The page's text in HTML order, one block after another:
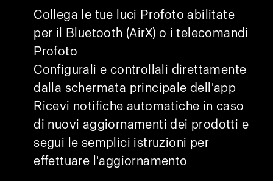
Collega le tue luci Profoto abilitate
per il Bluetooth (AirX) o i telecomandi
Profoto
Configurali e controllali direttamente
dalla schermata principale dell'app
Ricevi notifiche automatiche in caso
di nuovi aggiornamenti dei prodotti e
segui le semplici istruzioni per
effettuare l'aggiornamento